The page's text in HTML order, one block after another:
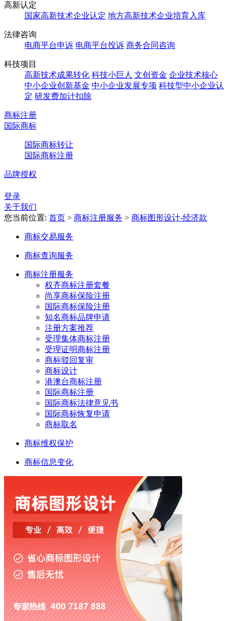
高新认定
国家高新技术企业认定 地方高新技术企业培育入库
法律咨询
电商平台申诉 电商平台投诉 商务合同咨询
科技项目
高新技术成果转化 科技小巨人 文创资金 企业技术核心
中小企业创新基金 中小企业发展专项 科技型中小企业认
定 研发费加计扣除
商标注册
国际商标
国际商标转让
国际商标注册
品牌授权
登录
关于我们
您当前位置: 首页 > 商标注册服务 > 商标图形设计-经济款
商标交易服务
商标查询服务
商标注册服务
权齐商标注册套餐
尚享商标保险注册
国际商标保险注册
知名商标品牌申请
注册方案推荐
受理集体商标注册
受理证明商标注册
商标驳回复审
商标设计
港澳台商标注册
国际商标注册
国际商标法律意见书
国际商标恢复申请
商标取名
商标维权保护
商标信息变化